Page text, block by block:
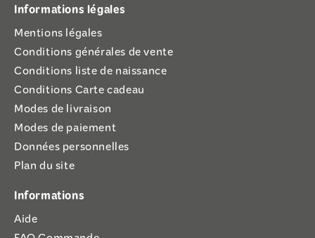
Informations légales
Mentions légales
Conditions générales de vente
Conditions liste de naissance
Conditions Carte cadeau
Modes de livraison
Modes de paiement
Données personnelles
Plan du site
Informations
Aide